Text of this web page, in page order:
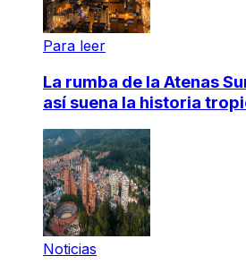
Para leer
La rumba de la Atenas
así suena la historia
Noticias